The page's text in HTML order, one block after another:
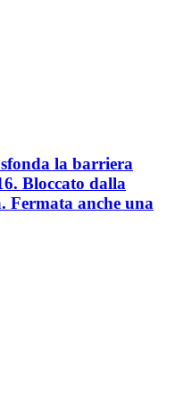
la barriera
Bloccato dalla
Fermata anche una